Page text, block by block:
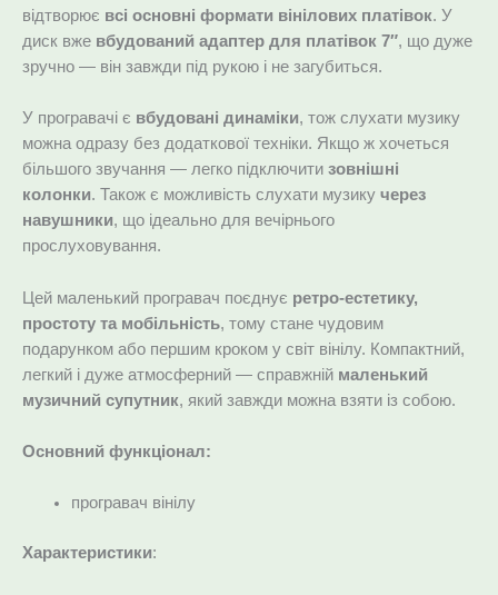
відтворює всі основні формати вінілових платівок. У
диск вже вбудований адаптер для платівок 7″, що дуже
зручно — він завжди під рукою і не загубиться.
У програвачі є вбудовані динаміки, тож слухати музику
можна одразу без додаткової техніки. Якщо ж хочеться
більшого звучання — легко підключити зовнішні
колонки. Також є можливість слухати музику через
навушники, що ідеально для вечірнього
прослуховування.
Цей маленький програвач поєднує ретро-естетику,
простоту та мобільність, тому стане чудовим
подарунком або першим кроком у світ вінілу. Компактний,
легкий і дуже атмосферний — справжній маленький
музичний супутник, який завжди можна взяти із собою.
Основний функціонал:
програвач вінілу
Характеристики: